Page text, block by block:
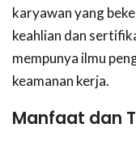
karyawan yang
keahlian dan
mempunya ilmu
keamanan kerja.
Manfaat dan